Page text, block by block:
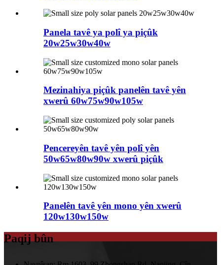
Panela tavê ya polî ya piçûk
20w25w30w40w
Mezinahiya piçûk panelên tavê yên
xwerû 60w75w90w105w
Pencereyên tavê yên polî yên
50w65w80w90w xwerû piçûk
Panelên tavê yên mono yên xwerû
120w130w150w
Paqij bûn